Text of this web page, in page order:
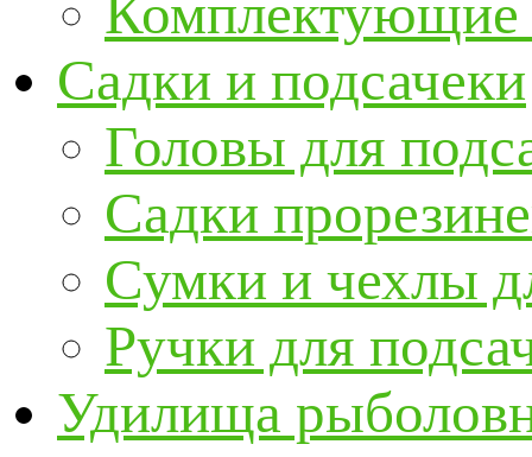
Комплектующие
Садки и подсачеки
Головы для
Садки
Сумки и чехлы
Ручки для
Удилища